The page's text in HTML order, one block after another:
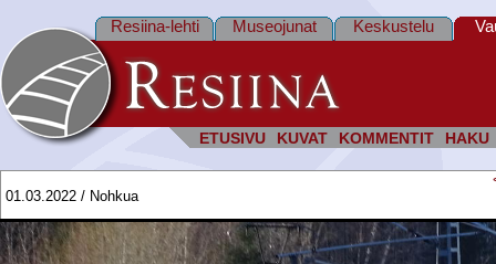
ETUSIVU KUVAT KOMMENTIT HAKU
Resiina-lehti Museojunat Keskustelu
01.03.2022 / Nohkua